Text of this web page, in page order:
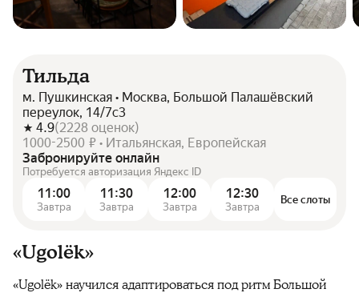
Тильда
м. Пушкинская • Москва, Большой Палашёвский
переулок, 14/7с3
4.9(2228 оценок)
1000-2500 ₽ • Итальянская, Европейская
Забронируйте онлайн
Потребуется авторизация Яндекс ID
11:00
Завтра
11:30
Завтра
12:00
Завтра
12:30
Завтра
Все слоты
«Ugolёk»
«Ugolёk» научился адаптироваться под ритм Большой